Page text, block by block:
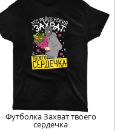
Футболка Захват твоего
сердечка